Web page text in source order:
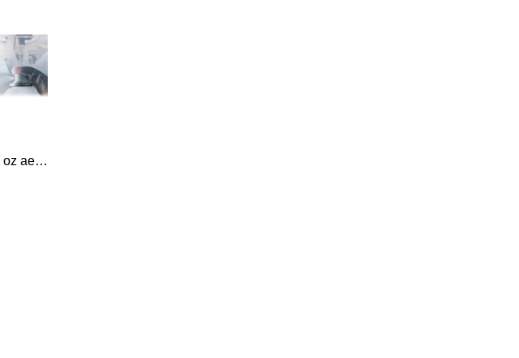
STERI-SILICON Sterile 8 oz aerosol spray sterile